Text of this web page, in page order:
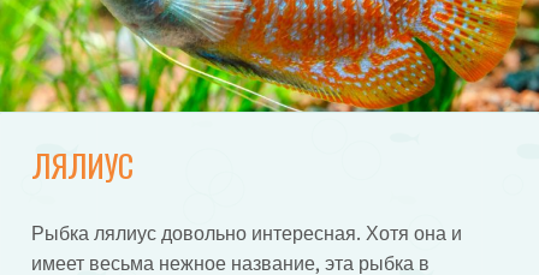
ЛЯЛИУС
Рыбка лялиус довольно интересная. Хотя она и
имеет весьма нежное название, эта рыбка в